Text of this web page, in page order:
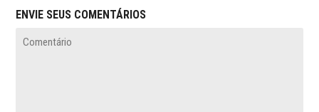
ENVIE SEUS COMENTÁRIOS